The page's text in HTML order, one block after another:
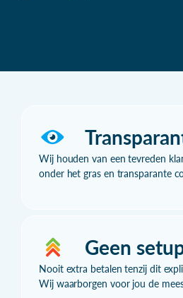
Wij houden van een tevreden
onder het gras en transparante
Geen
Nooit extra betalen tenzij dit
Wij waarborgen voor jou de